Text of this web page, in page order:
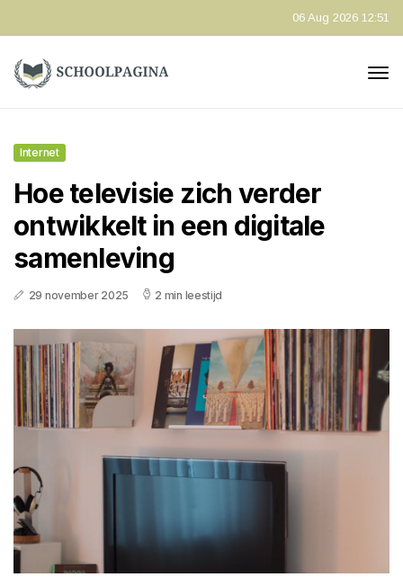
06 Aug 2026 12:51
Internet
Hoe televisie zich verder
ontwikkelt in een digitale
samenleving
29 november 2025 2 min leestijd